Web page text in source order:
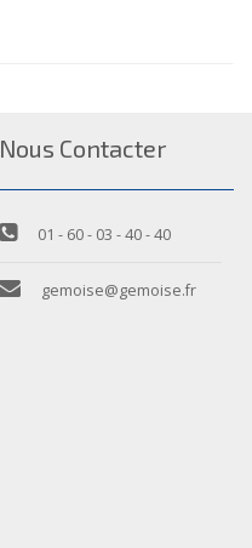
Nous Contacter
01 - 60 - 03 - 40 - 40
gemoise@gemoise.fr